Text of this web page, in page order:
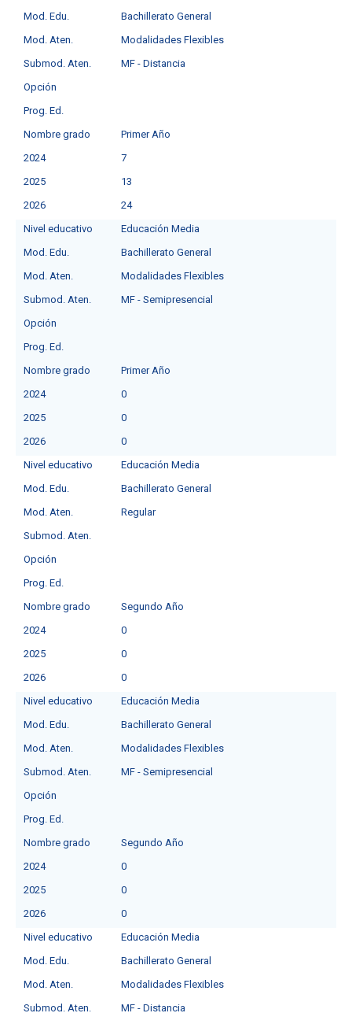
Mod. Edu.
Bachillerato General
Mod. Aten.
Modalidades Flexibles
Submod. Aten.
MF - Distancia
Opción
Prog. Ed.
Nombre grado
Primer Año
2024
7
2025
13
2026
24
Nivel educativo
Educación Media
Mod. Edu.
Bachillerato General
Mod. Aten.
Modalidades Flexibles
Submod. Aten.
MF - Semipresencial
Opción
Prog. Ed.
Nombre grado
Primer Año
2024
0
2025
0
2026
0
Nivel educativo
Educación Media
Mod. Edu.
Bachillerato General
Mod. Aten.
Regular
Submod. Aten.
Opción
Prog. Ed.
Nombre grado
Segundo Año
2024
0
2025
0
2026
0
Nivel educativo
Educación Media
Mod. Edu.
Bachillerato General
Mod. Aten.
Modalidades Flexibles
Submod. Aten.
MF - Semipresencial
Opción
Prog. Ed.
Nombre grado
Segundo Año
2024
0
2025
0
2026
0
Nivel educativo
Educación Media
Mod. Edu.
Bachillerato General
Mod. Aten.
Modalidades Flexibles
Submod. Aten.
MF - Distancia